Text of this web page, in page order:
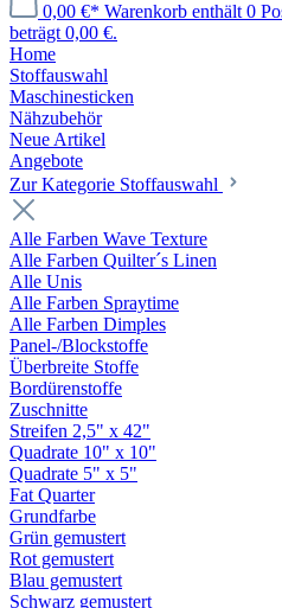
0,00 €* Warenkorb enthält 0
beträgt 0,00 €.
Home
Stoffauswahl
Maschinesticken
Nähzubehör
Neue Artikel
Angebote
Zur Kategorie Stoffauswahl
Alle Farben Wave Texture
Alle Farben Quilter´s Linen
Alle Unis
Alle Farben Spraytime
Alle Farben Dimples
Panel-/Blockstoffe
Überbreite Stoffe
Bordürenstoffe
Zuschnitte
Streifen 2,5" x 42"
Quadrate 10" x 10"
Quadrate 5" x 5"
Fat Quarter
Grundfarbe
Grün gemustert
Rot gemustert
Blau gemustert
Schwarz gemustert